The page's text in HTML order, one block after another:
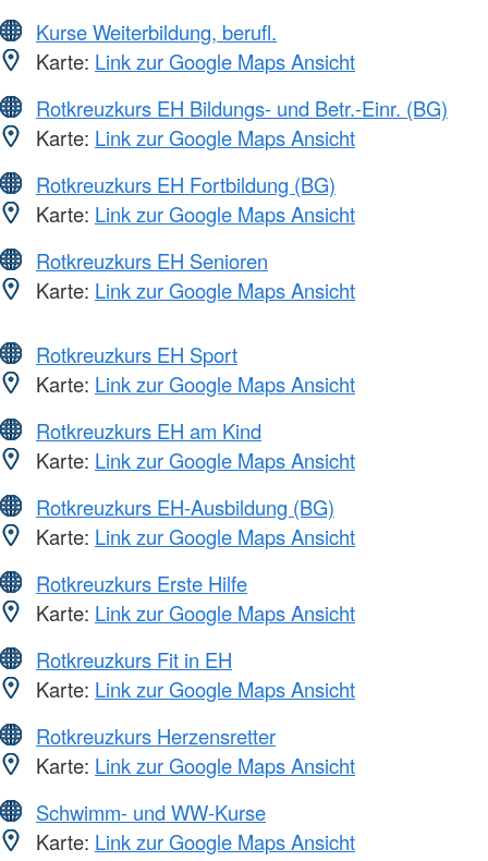
Kurse Weiterbildung, berufl.
Karte: Link zur Google Maps Ansicht
Rotkreuzkurs EH Bildungs- und Betr.-Einr. (BG)
Karte: Link zur Google Maps Ansicht
Rotkreuzkurs EH Fortbildung (BG)
Karte: Link zur Google Maps Ansicht
Rotkreuzkurs EH Senioren
Karte: Link zur Google Maps Ansicht
Rotkreuzkurs EH Sport
Karte: Link zur Google Maps Ansicht
Rotkreuzkurs EH am Kind
Karte: Link zur Google Maps Ansicht
Rotkreuzkurs EH-Ausbildung (BG)
Karte: Link zur Google Maps Ansicht
Rotkreuzkurs Erste Hilfe
Karte: Link zur Google Maps Ansicht
Rotkreuzkurs Fit in EH
Karte: Link zur Google Maps Ansicht
Rotkreuzkurs Herzensretter
Karte: Link zur Google Maps Ansicht
Schwimm- und WW-Kurse
Karte: Link zur Google Maps Ansicht